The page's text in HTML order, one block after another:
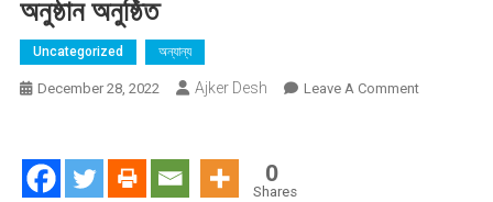
অনুষ্ঠান অনুষ্ঠিত
Uncategorized অন্যান্য
December 28, 2022 Ajker Desh Leave A CommentOn
0
Shares